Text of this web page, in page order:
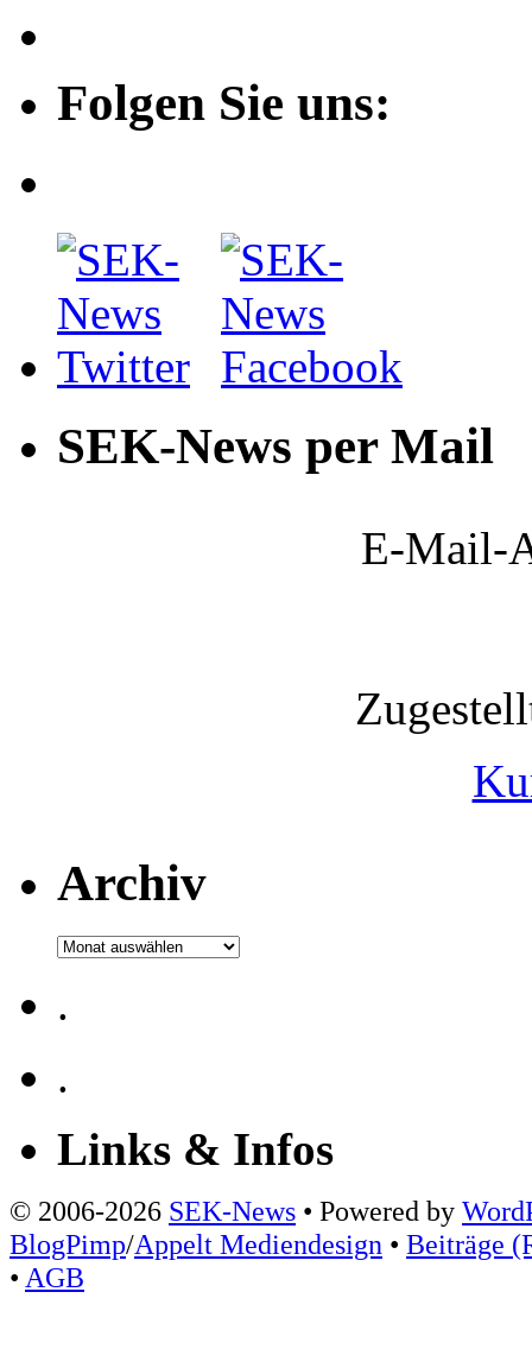
Folgen Sie uns:
SEK-News per Mail
E-Mail-
Archiv
Archiv
.
.
Links & Infos
© 2006-2026 SEK-News • Powered by
BlogPimp/Appelt Mediendesign • Beiträge
• AGB